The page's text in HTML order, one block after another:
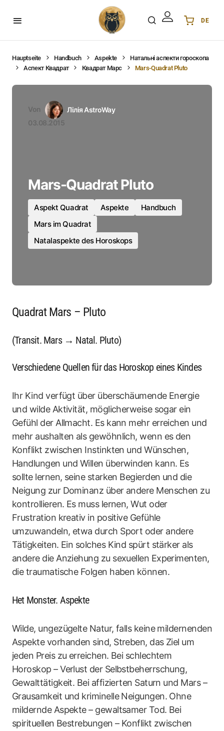
DE
English
DE Deutsch
PL Polski
Hauptseite Handbuch Aspekte
Натальні аспекти гороскопа
Аспект Квадрат
Квадрат Марс Mars-Quadrat Pluto
Von
Лілія AstroWay
03.08.2015
Mars-Quadrat Pluto
Aspekt Quadrat Aspekte
Handbuch
Mars im Quadrat
Natalaspekte des Horoskops
Quadrat Mars – Pluto
(Transit. Mars → Natal. Pluto)
Verschiedene Quellen für das Horoskop eines Kindes
Ihr Kind verfügt über überschäumende Energie
und wilde Aktivität, möglicherweise sogar ein
Gefühl der Allmacht. Es kann mehr erreichen und
mehr aushalten als gewöhnlich, wenn es den
Konflikt zwischen Instinkten und Wünschen,
Handlungen und Willen überwinden kann. Es
sollte lernen, seine starken Begierden und die
Neigung zur Dominanz über andere Menschen zu
kontrollieren. Es muss lernen, Wut oder
Frustration kreativ in positive Gefühle
umzuwandeln, etwa durch Sport oder andere
Tätigkeiten. Ein solches Kind spürt stärker als
andere die Anziehung zu sexuellen Experimenten,
die traumatische Folgen haben können.
Het Monster. Aspekte
Wilde, ungezügelte Natur, falls keine mildernenden
Aspekte vorhanden sind, Streben, das Ziel um
jeden Preis zu erreichen. Bei schlechtem
Horoskop – Verlust der Selbstbeherrschung,
Gewalttätigkeit. Bei affizierten Saturn und Mars –
Grausamkeit und kriminelle Neigungen. Ohne
mildernde Aspekte – gewaltsamer Tod. Bei
spirituellen Bestrebungen – Konflikt zwischen